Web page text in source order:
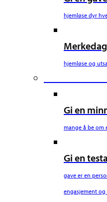
hjemløse dyr
Merkedag
hjemløse og
Gi en
mange å be om
Gi en
gave er en
engasjement og